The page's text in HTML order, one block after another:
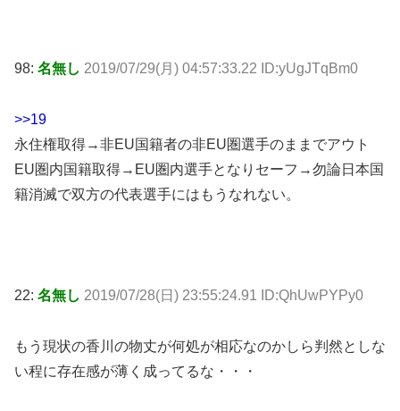
98: 名無し 2019/07/29(月) 04:57:33.22 ID:yUgJTqBm0
>>19
永住権取得→非EU国籍者の非EU圏選手のままでアウト
EU圏内国籍取得→EU圏内選手となりセーフ→勿論日本国
籍消滅で双方の代表選手にはもうなれない。
22: 名無し 2019/07/28(日) 23:55:24.91 ID:QhUwPYPy0
もう現状の香川の物丈が何処が相応なのかしら判然としな
い程に存在感が薄く成ってるな・・・